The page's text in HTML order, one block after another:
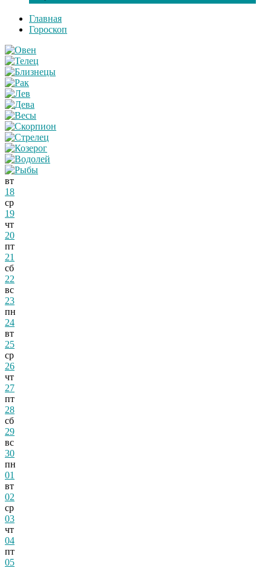
Главная
Гороскоп
вт
18
ср
19
чт
20
пт
21
сб
22
вс
23
пн
24
вт
25
ср
26
чт
27
пт
28
сб
29
вс
30
пн
01
вт
02
ср
03
чт
04
пт
05